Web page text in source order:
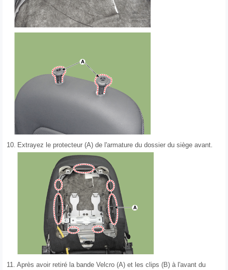
10. Extrayez le protecteur (A) de l'armature du dossier du siège avant.
11. Après avoir retiré la bande Velcro (A) et les clips (B) à l'avant du